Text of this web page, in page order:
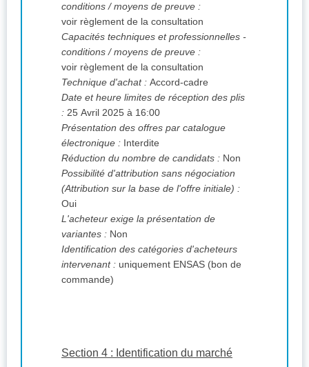
conditions / moyens de preuve :
voir règlement de la consultation
Capacités techniques et professionnelles -
conditions / moyens de preuve :
voir règlement de la consultation
Technique d'achat : Accord-cadre
Date et heure limites de réception des plis
: 25 Avril 2025 à 16:00
Présentation des offres par catalogue
électronique : Interdite
Réduction du nombre de candidats : Non
Possibilité d'attribution sans négociation
(Attribution sur la base de l'offre initiale) :
Oui
L'acheteur exige la présentation de
variantes : Non
Identification des catégories d'acheteurs
intervenant : uniquement ENSAS (bon de
commande)
Section 4 : Identification du marché